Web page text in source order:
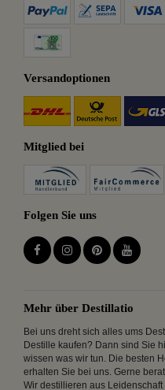
Versandoptionen
Mitglied bei
Folgen Sie uns
Mehr über Destillatio
Bei uns dreht sich alles ums
Destille kaufen? Dann sind Sie
wissen was wir tun. Die besten
erhalten Sie bei uns. Gerne
Wir destillieren aus